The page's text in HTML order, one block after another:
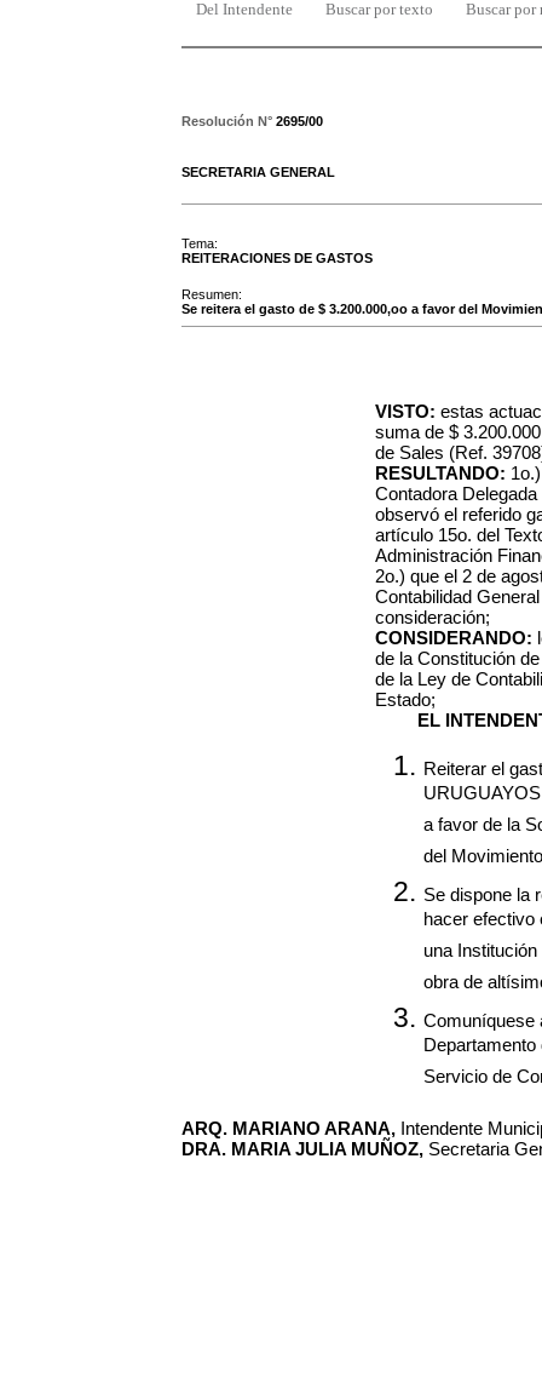
Del Intendente Buscar por texto Buscar por
Resolución N° 2695/00
SECRETARIA GENERAL
Tema:
REITERACIONES DE GASTOS
Resumen:
Se reitera el gasto de $ 3.200.000,oo a favor del
VISTO: estas
suma de $
de Sales (Ref.
RESULTANDO:
Contadora
observó el referido
artículo 15o. del
Administración
2o.) que el 2 de
Contabilidad
consideración;
CONSIDERANDO:
de la Constitución
de la Ley de
Estado;
EL
Reiterar el
a favor de la
del
Se dispone la
hacer
una
obra de
Comuníquese
Servicio de
ARQ. MARIANO ARANA, Intendente
DRA. MARIA JULIA MUÑOZ, Secretaria